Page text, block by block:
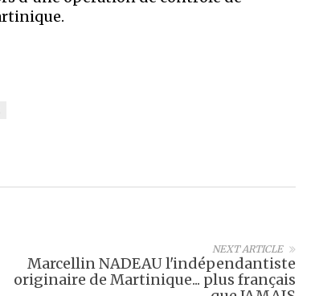
NEXT ARTICLE
Marcellin NADEAU l'indépendantiste
originaire de Martinique... plus français